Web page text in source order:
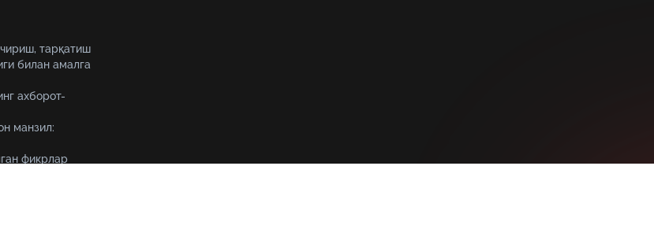
тарқатиш
билан амалга
ахборот-
манзил:
фикрлар